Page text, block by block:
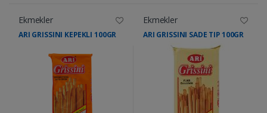
Ekmekler
ARI GRISSINI KEPEKLI 100GR
Ekmekler
ARI GRISSINI SADE TIP 100GR